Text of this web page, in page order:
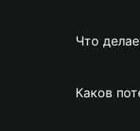
Что
Каков